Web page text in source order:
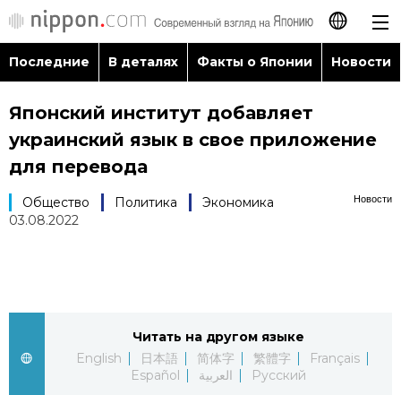
日本語
English
العربية
Последние
В деталях
Путеводитель по Японии
Последние В деталях Факты о Японии Новости
Японский институт добавляет
украинский язык в свое приложение
для перевода
Новости
Общество Политика
Экономика
03.08.2022
Читать на другом языке
English
日本語 简体字 繁體字
Français
Español
العربية Русский